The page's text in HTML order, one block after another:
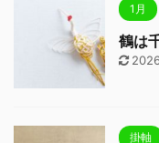
1月
鶴は
掛軸